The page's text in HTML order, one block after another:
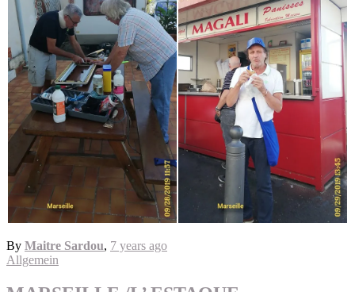
By Maitre Sardou, 7 years ago
Allgemein